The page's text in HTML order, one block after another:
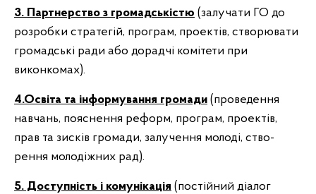
3. Партнерство з громадськістю (залучати ГО до
розробки стратегій, програм, проектів, створювати
громадські ради або дорадчі комітети при
виконкомах).
4.Освіта та інформування громади (проведення
навчань, пояснення реформ, програм, проектів,
прав та зисків громади, залучення молоді, ство-
рення молодіжних рад).
5. Доступність і комунікація (постійний діалог